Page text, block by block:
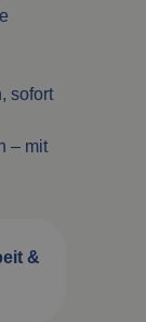
sofort
– mit
&